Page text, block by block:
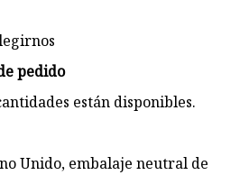
pedido
están disponibles.
Unido, embalaje neutral de